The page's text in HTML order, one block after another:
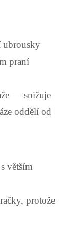
ubrousky
praní
— snižuje
oddělí od
větším
protože